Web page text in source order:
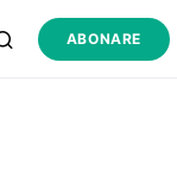
ABONARE